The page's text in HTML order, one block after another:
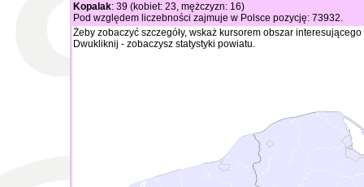
Kopalak: 39 (kobiet: 23, mężczyzn: 16)
Pod względem liczebności zajmuje w Polsce pozycję: 73932.
Żeby zobaczyć szczegóły, wskaż kursorem obszar
Dwukliknij - zobaczysz statystyki powiatu.